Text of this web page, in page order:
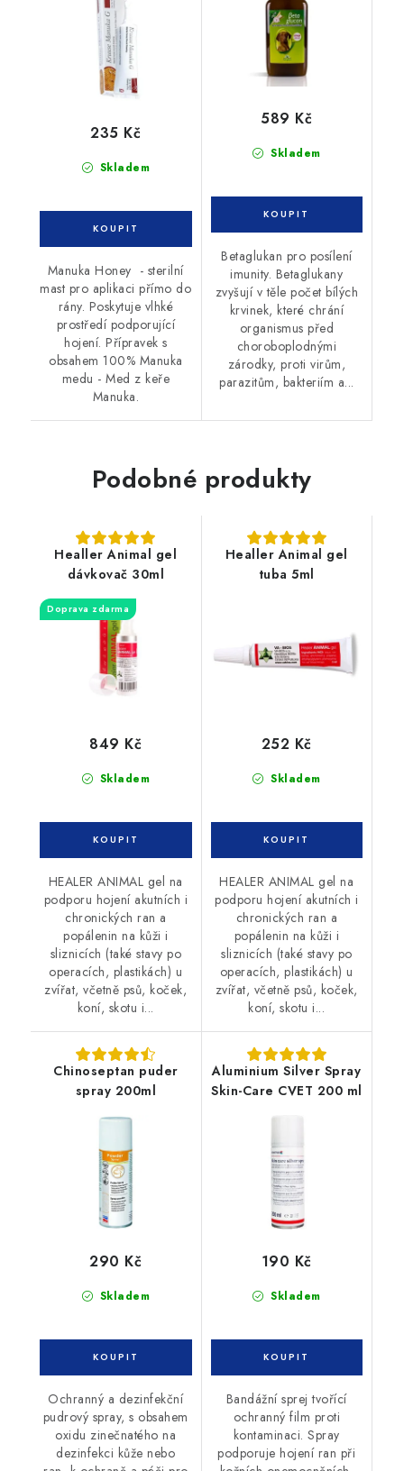
Skladem
235 Kč
Manuka Honey - sterilní
mast pro aplikaci přímo do
rány. Poskytuje vlhké
prostředí podporující
hojení. Přípravek s
obsahem 100% Manuka
medu - Med z keře
Manuka.
Skladem
589 Kč
Betaglukan pro posílení
imunity. Betaglukany
zvyšují v těle počet bílých
krvinek, které chrání
organismus před
choroboplodnými
zárodky, proti virům,
parazitům, bakteriím a...
Podobné produkty
Healler Animal gel
dávkovač 30ml
Doprava zdarma
Skladem
849 Kč
HEALER ANIMAL gel na
podporu hojení akutních i
chronických ran a
popálenin na kůži i
sliznicích (také stavy po
operacích, plastikách) u
zvířat, včetně psů, koček,
koní, skotu i...
Healler Animal gel
tuba 5ml
Skladem
252 Kč
HEALER ANIMAL gel na
podporu hojení akutních i
chronických ran a
popálenin na kůži i
sliznicích (také stavy po
operacích, plastikách) u
zvířat, včetně psů, koček,
koní, skotu i...
Chinoseptan puder
spray 200ml
Skladem
290 Kč
Ochranný a dezinfekční
pudrový spray, s obsahem
oxidu zinečnatého na
dezinfekci kůže nebo
Aluminium Silver Spray
Skin-Care CVET 200 ml
Skladem
190 Kč
Bandážní sprej tvořící
ochranný film proti
kontaminaci. Spray
podporuje hojení ran při